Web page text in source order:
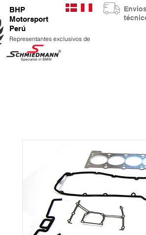
BHP
Motorsport
Perú
Representantes exclusivos de